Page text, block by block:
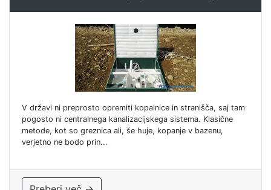
V državi ni preprosto opremiti kopalnice in stranišča, saj tam
pogosto ni centralnega kanalizacijskega sistema. Klasične
metode, kot so greznica ali, še huje, kopanje v bazenu,
verjetno ne bodo prin...